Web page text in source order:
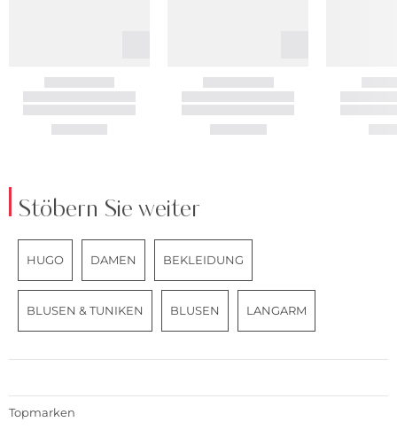
Stöbern Sie weiter
HUGO DAMEN BEKLEIDUNG
BLUSEN & TUNIKEN BLUSEN LANGARM
Topmarken